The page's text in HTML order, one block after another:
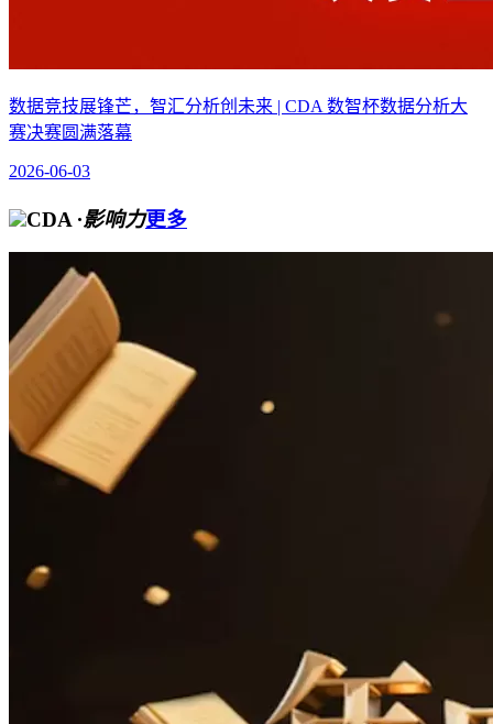
数据竞技展锋芒，智汇分析创未来 | CDA 数智杯数据分析大
赛决赛圆满落幕
2026-06-03
CDA ·影响力更多